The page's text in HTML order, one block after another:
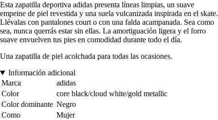
Esta zapatilla deportiva adidas presenta líneas limpias, un suave
empeine de piel revestida y una suela vulcanizada inspirada en el skate.
Llévalas con pantalones court o con una falda acampanada. Sea como
sea, nunca querrás estar sin ellas. La amortiguación ligera y el forro
suave envuelven tus pies en comodidad durante todo el día.
Una zapatilla de piel acolchada para todas las ocasiones.
Información adicional
Marca
adidas
Color
core black/cloud white/gold metallic
Color dominante Negro
Como
Mujer